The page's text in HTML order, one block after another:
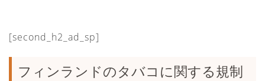
[second_h2_ad_sp]
フィンランドのタバコに関する規制